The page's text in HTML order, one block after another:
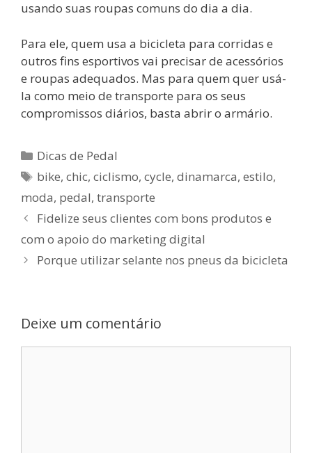
usando suas roupas comuns do dia a dia.
Para ele, quem usa a bicicleta para corridas e
outros fins esportivos vai precisar de acessórios
e roupas adequados. Mas para quem quer usá-
la como meio de transporte para os seus
compromissos diários, basta abrir o armário.
Categorias
Dicas de Pedal
Tags
bike,chic,ciclismo,cycle,dinamarca,estilo,
moda, pedal, transporte
Fidelize seus clientes com bons produtos e
com o apoio do marketing digital
Porque utilizar selante nos pneus da bicicleta
Deixe um comentário